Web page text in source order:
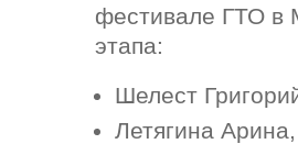
фестивале ГТО в
этапа:
Шелест
Летягина